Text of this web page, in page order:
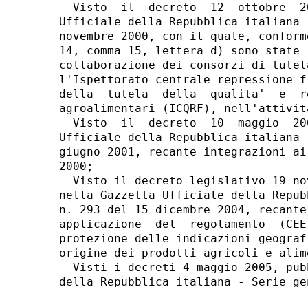
Visto  il  decreto  12  ottobre
Ufficiale della Repubblica italiana
novembre 2000, con il quale,
14, comma 15, lettera d) sono
collaborazione dei consorzi di
l'Ispettorato centrale
della  tutela  della  qualita'  e
agroalimentari (ICQRF),
Visto  il  decreto  10  maggio
Ufficiale della Repubblica italiana
giugno 2001, recante
2000;
Visto il decreto legislativo 19
nella Gazzetta Ufficiale della
n. 293 del 15 dicembre 2004,
applicazione  del  regolamento
protezione delle indicazioni
origine dei prodotti agricoli e
Visti i decreti 4 maggio 2005,
della Repubblica italiana - Serie